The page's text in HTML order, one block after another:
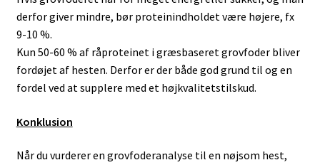
derfor giver mindre, bør proteinindholdet være højere, fx
9-10 %.
Kun 50-60 % af råproteinet i græsbaseret grovfoder bliver
fordøjet af hesten. Derfor er der både god grund til og en
fordel ved at supplere med et højkvalitetstilskud.
Konklusion
Når du vurderer en grovfoderanalyse til en nøjsom hest,